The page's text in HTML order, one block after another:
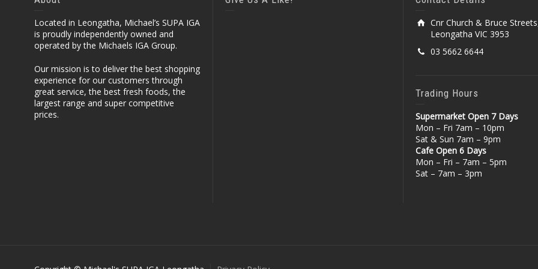
Located in Leongatha, Michael’s SUPA IGA
is proudly independently owned and
operated by the Michaels IGA Group.
Our mission is to deliver the best shopping
experience for our customers through
great service, the best fresh foods, the
largest range and super competitive
prices.
Cnr Church & Bruce
Leongatha VIC 3953
03 5662 6644
Trading Hours
Supermarket Open 7 Days
Mon – Fri 7am – 10pm
Sat & Sun 7am – 9pm
Cafe Open 6 Days
Mon – Fri – 7am – 5pm
Sat – 7am – 3pm